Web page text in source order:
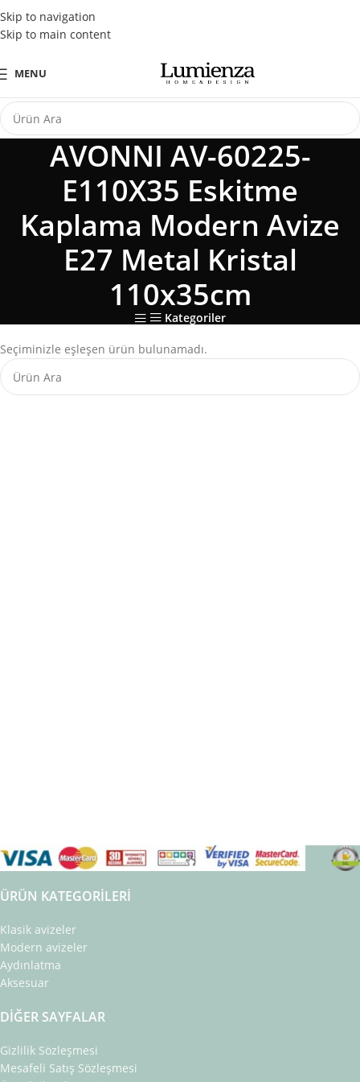
Skip to navigation
Skip to main content
Tüm Kredi Kartlarına Peşin Fiyatına 3 Taksit Fırsatı
MENU
AVONNI AV-60225-
E110X35 Eskitme
Kaplama Modern Avize
E27 Metal Kristal
110x35cm
Kategoriler
Seçiminizle eşleşen ürün bulunamadı.
ÜRÜN KATEGORILERI
Klasik avizeler
Modern avizeler
Aydınlatma
Aksesuar
DIĞER SAYFALAR
Gizlilik Sözleşmesi
Mesafeli Satış Sözleşmesi